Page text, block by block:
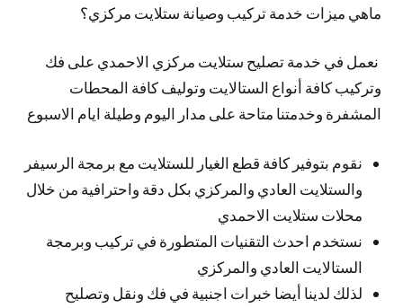
ماهي ميزات خدمة تركيب وصيانة ستلايت مركزي؟
نعمل في خدمة تصليح ستلايت مركزي الاحمدي على فك
وتركيب كافة أنواع الستالايت وتوليف كافة المحطات
المشفرة وخدمتنا متاحة على مدار اليوم وطيلة ايام الاسبوع
نقوم بتوفير كافة قطع الغيار للستلايت مع برمجة الرسيفر
والستلايت العادي والمركزي بكل دقة واحترافية من خلال
محلات ستلايت الاحمدي
نستخدم احدث التقنيات المتطورة في تركيب وبرمجة
الستالايت العادي والمركزي
لذلك لدينا أيضا خبرات اجنبية في فك ونقل وتصليح